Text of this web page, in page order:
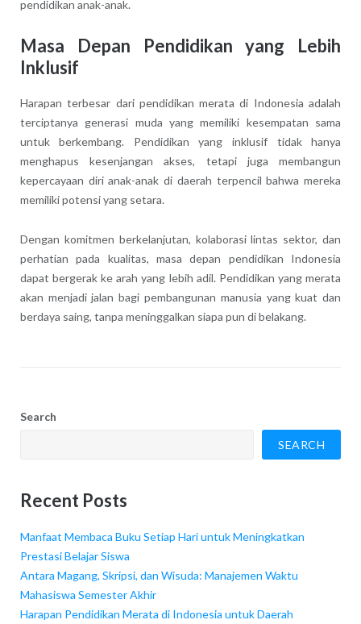
pendidikan anak-anak.
Masa Depan Pendidikan yang Lebih
Inklusif
Harapan terbesar dari pendidikan merata di Indonesia adalah
terciptanya generasi muda yang memiliki kesempatan sama
untuk berkembang. Pendidikan yang inklusif tidak hanya
menghapus kesenjangan akses, tetapi juga membangun
kepercayaan diri anak-anak di daerah terpencil bahwa mereka
memiliki potensi yang setara.
Dengan komitmen berkelanjutan, kolaborasi lintas sektor, dan
perhatian pada kualitas, masa depan pendidikan Indonesia
dapat bergerak ke arah yang lebih adil. Pendidikan yang merata
akan menjadi jalan bagi pembangunan manusia yang kuat dan
berdaya saing, tanpa meninggalkan siapa pun di belakang.
Search
SEARCH
Recent Posts
Manfaat Membaca Buku Setiap Hari untuk Meningkatkan
Prestasi Belajar Siswa
Antara Magang, Skripsi, dan Wisuda: Manajemen Waktu
Mahasiswa Semester Akhir
Harapan Pendidikan Merata di Indonesia untuk Daerah